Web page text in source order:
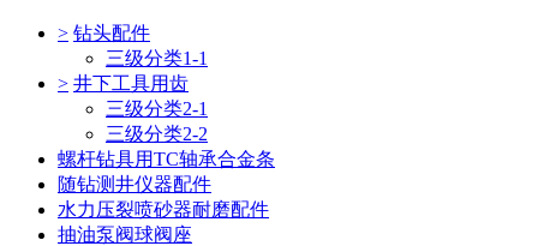
> 钻头配件
三级分类1-1
> 井下工具用齿
三级分类2-1
三级分类2-2
螺杆钻具用TC轴承合金条
随钻测井仪器配件
水力压裂喷砂器耐磨配件
抽油泵阀球阀座